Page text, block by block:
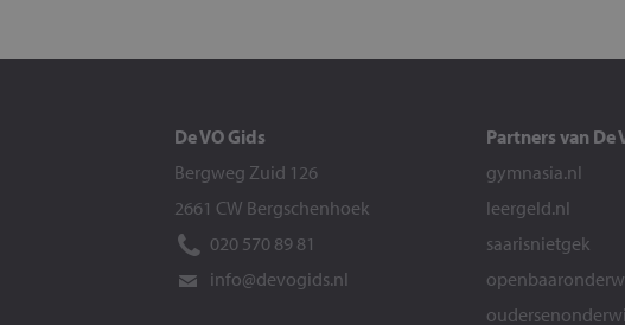
De VO Gids
Bergweg Zuid 126
2661 CW Bergschenhoek
020 570 89 81
info@devogids.nl
Partners van De
gymnasia.nl
leergeld.nl
saarisnietgek